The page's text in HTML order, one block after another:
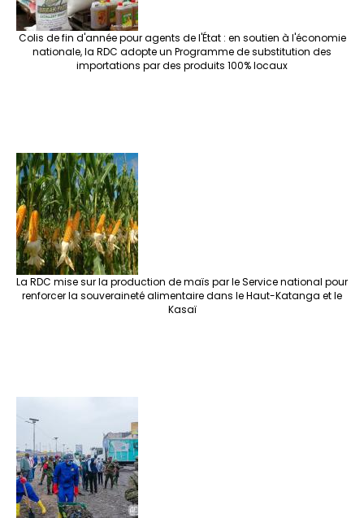
Colis de fin d'année pour agents de l'État : en soutien à l'économie
nationale, la RDC adopte un Programme de substitution des
importations par des produits 100% locaux
La RDC mise sur la production de maïs par le Service national pour
renforcer la souveraineté alimentaire dans le Haut-Katanga et le
Kasaï